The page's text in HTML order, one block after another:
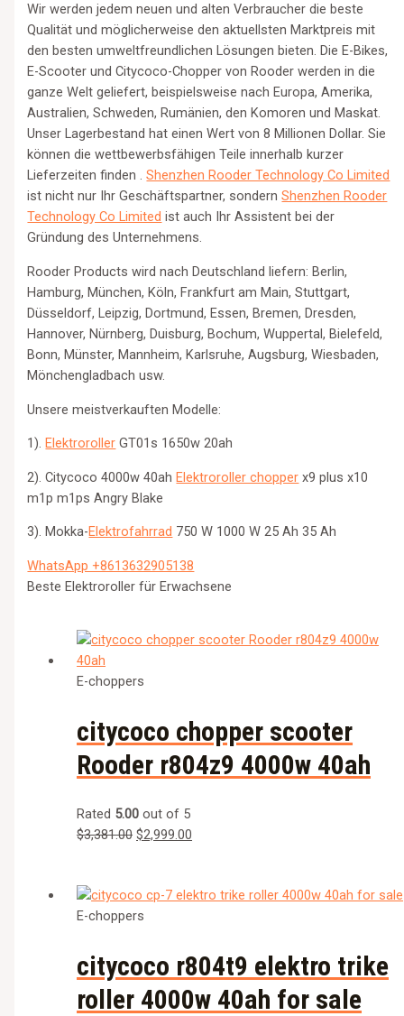
Wir werden jedem neuen und alten Verbraucher die beste
Qualität und möglicherweise den aktuellsten Marktpreis mit
den besten umweltfreundlichen Lösungen bieten. Die E-Bikes,
E-Scooter und Citycoco-Chopper von Rooder werden in die
ganze Welt geliefert, beispielsweise nach Europa, Amerika,
Australien, Schweden, Rumänien, den Komoren und Maskat.
Unser Lagerbestand hat einen Wert von 8 Millionen Dollar. Sie
können die wettbewerbsfähigen Teile innerhalb kurzer
Lieferzeiten finden .Shenzhen Rooder Technology Co Limited
ist nicht nur Ihr Geschäftspartner, sondernShenzhen Rooder
Technology Co Limited ist auch Ihr Assistent bei der
Gründung des Unternehmens.
Rooder Products wird nach Deutschland liefern: Berlin,
Hamburg, München, Köln, Frankfurt am Main, Stuttgart,
Düsseldorf, Leipzig, Dortmund, Essen, Bremen, Dresden,
Hannover, Nürnberg, Duisburg, Bochum, Wuppertal, Bielefeld,
Bonn, Münster, Mannheim, Karlsruhe, Augsburg, Wiesbaden,
Mönchengladbach usw.
Unsere meistverkauften Modelle:
1).Elektroroller GT01s 1650w 20ah
2). Citycoco 4000w 40ahElektroroller chopper x9 plus x10
m1p m1ps Angry Blake
3). Mokka-Elektrofahrrad 750 W 1000 W 25 Ah 35 Ah
WhatsApp +8613632905138
Beste Elektroroller für Erwachsene
E-choppers
citycoco chopper scooter
Rooder r804z9 4000w 40ah
Rated 5.00 out of 5
$3,381.00 $2,999.00
E-choppers
citycoco r804t9 elektro trike
roller 4000w 40ah for sale